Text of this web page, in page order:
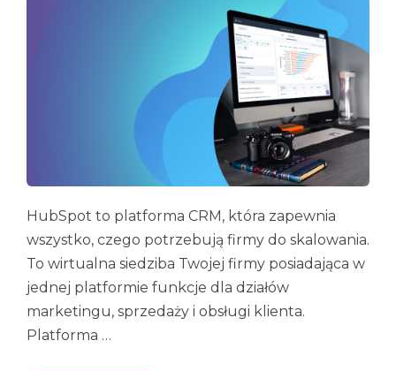
HubSpot to platforma CRM, która zapewnia
wszystko, czego potrzebują firmy do skalowania.
To wirtualna siedziba Twojej firmy posiadająca w
jednej platformie funkcje dla działów
marketingu, sprzedaży i obsługi klienta.
Platforma …